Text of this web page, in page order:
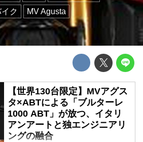
ク
MV Agusta
【世界130台限定】MVアグス
タ×ABTによる「ブルターレ
1000 ABT」が放つ、イタリ
アンアートと独エンジニアリ
ングの融合